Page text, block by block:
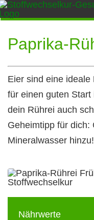
Zum
Inhalt
springen
Paprika-
Eier sind eine
für einen guten
dein Rührei auch
Geheimtipp für dich:
Mineralwasser hinzu!
Nährwerte